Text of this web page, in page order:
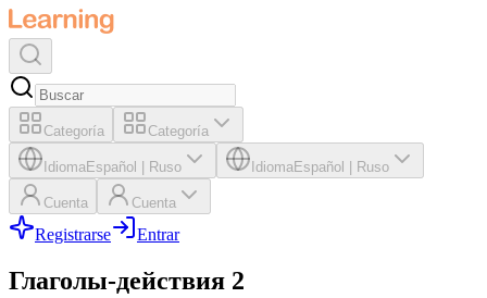
Categoría Categoría
IdiomaEspañol Ruso IdiomaEspañol Ruso
Cuenta Cuenta
Registrarse Entrar
Глаголы-действия 2